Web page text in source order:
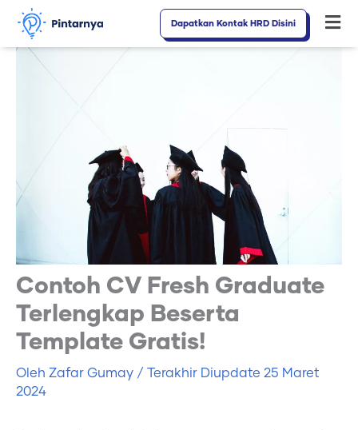
Lewati
konten
Dapatkan Kontak HRD Disini
Contoh CV Fresh Graduate
Terlengkap Beserta
Template Gratis!
Oleh Zafar Gumay / Terakhir Diupdate 25 Maret
2024